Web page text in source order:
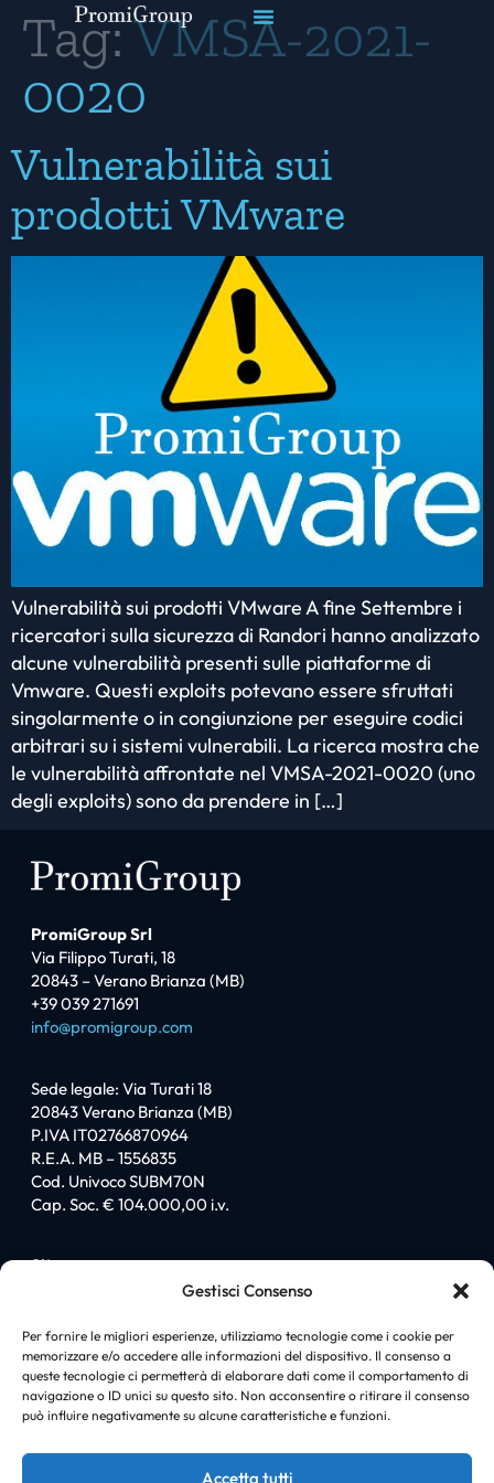
Gestisci Consenso
Per fornire le migliori esperienze, utilizziamo tecnologie come i cookie per
memorizzare e/o accedere alle informazioni del dispositivo. Il consenso a
queste tecnologie ci permetterà di elaborare dati come il comportamento di
navigazione o ID unici su questo sito. Non acconsentire o ritirare il consenso
può influire negativamente su alcune caratteristiche e funzioni.
Accetta tutti
Tag:VMSA-2021-
0020
Vulnerabilità sui
prodotti VMware
Vulnerabilità sui prodotti VMware A fine Settembre i
ricercatori sulla sicurezza di Randori hanno analizzato
alcune vulnerabilità presenti sulle piattaforme di
Vmware. Questi exploits potevano essere sfruttati
singolarmente o in congiunzione per eseguire codici
arbitrari su i sistemi vulnerabili. La ricerca mostra che
le vulnerabilità affrontate nel VMSA-2021-0020 (uno
degli exploits) sono da prendere in […]
PromiGroup Srl
Via Filippo Turati, 18
20843 – Verano Brianza (MB)
+39 039 271691
info@promigroup.com
Sede legale: Via Turati 18
20843 Verano Brianza (MB)
P.IVA IT02766870964
R.E.A. MB – 1556835
Cod. Univoco SUBM70N
Cap. Soc. € 104.000,00 i.v.
Sitemap
Chi siamo
I love PromiGroup
Certificazioni
Soluzioni